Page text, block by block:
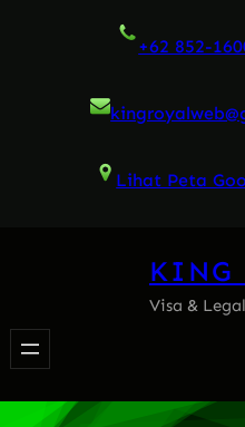
+62 852-
Lihat Peta
KING
Visa &